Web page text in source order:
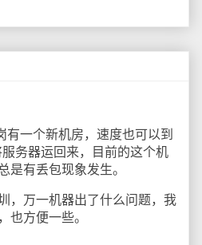
一个新机房，速度也可以到
务器运回来，目前的这个机
是有丢包现象发生。
万一机器出了什么问题，我
也方便一些。